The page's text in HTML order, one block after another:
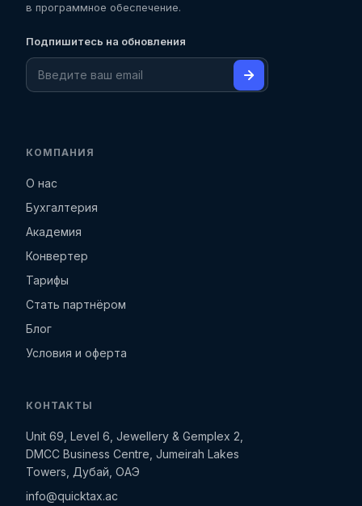
в программное обеспечение.
Подпишитесь на обновления
КОМПАНИЯ
О нас
Бухгалтерия
Академия
Конвертер
Тарифы
Стать партнёром
Блог
Условия и оферта
КОНТАКТЫ
Unit 69, Level 6, Jewellery & Gemplex 2,
DMCC Business Centre, Jumeirah Lakes
Towers, Дубай, ОАЭ
info@quicktax.ac